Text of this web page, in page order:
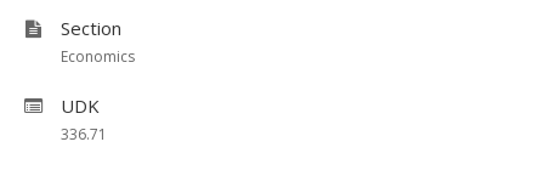
Section
Economics
UDK
336.71